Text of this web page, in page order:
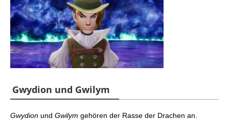
Gwydion und Gwilym
Gwydion und Gwilym gehören der Rasse der Drachen an.